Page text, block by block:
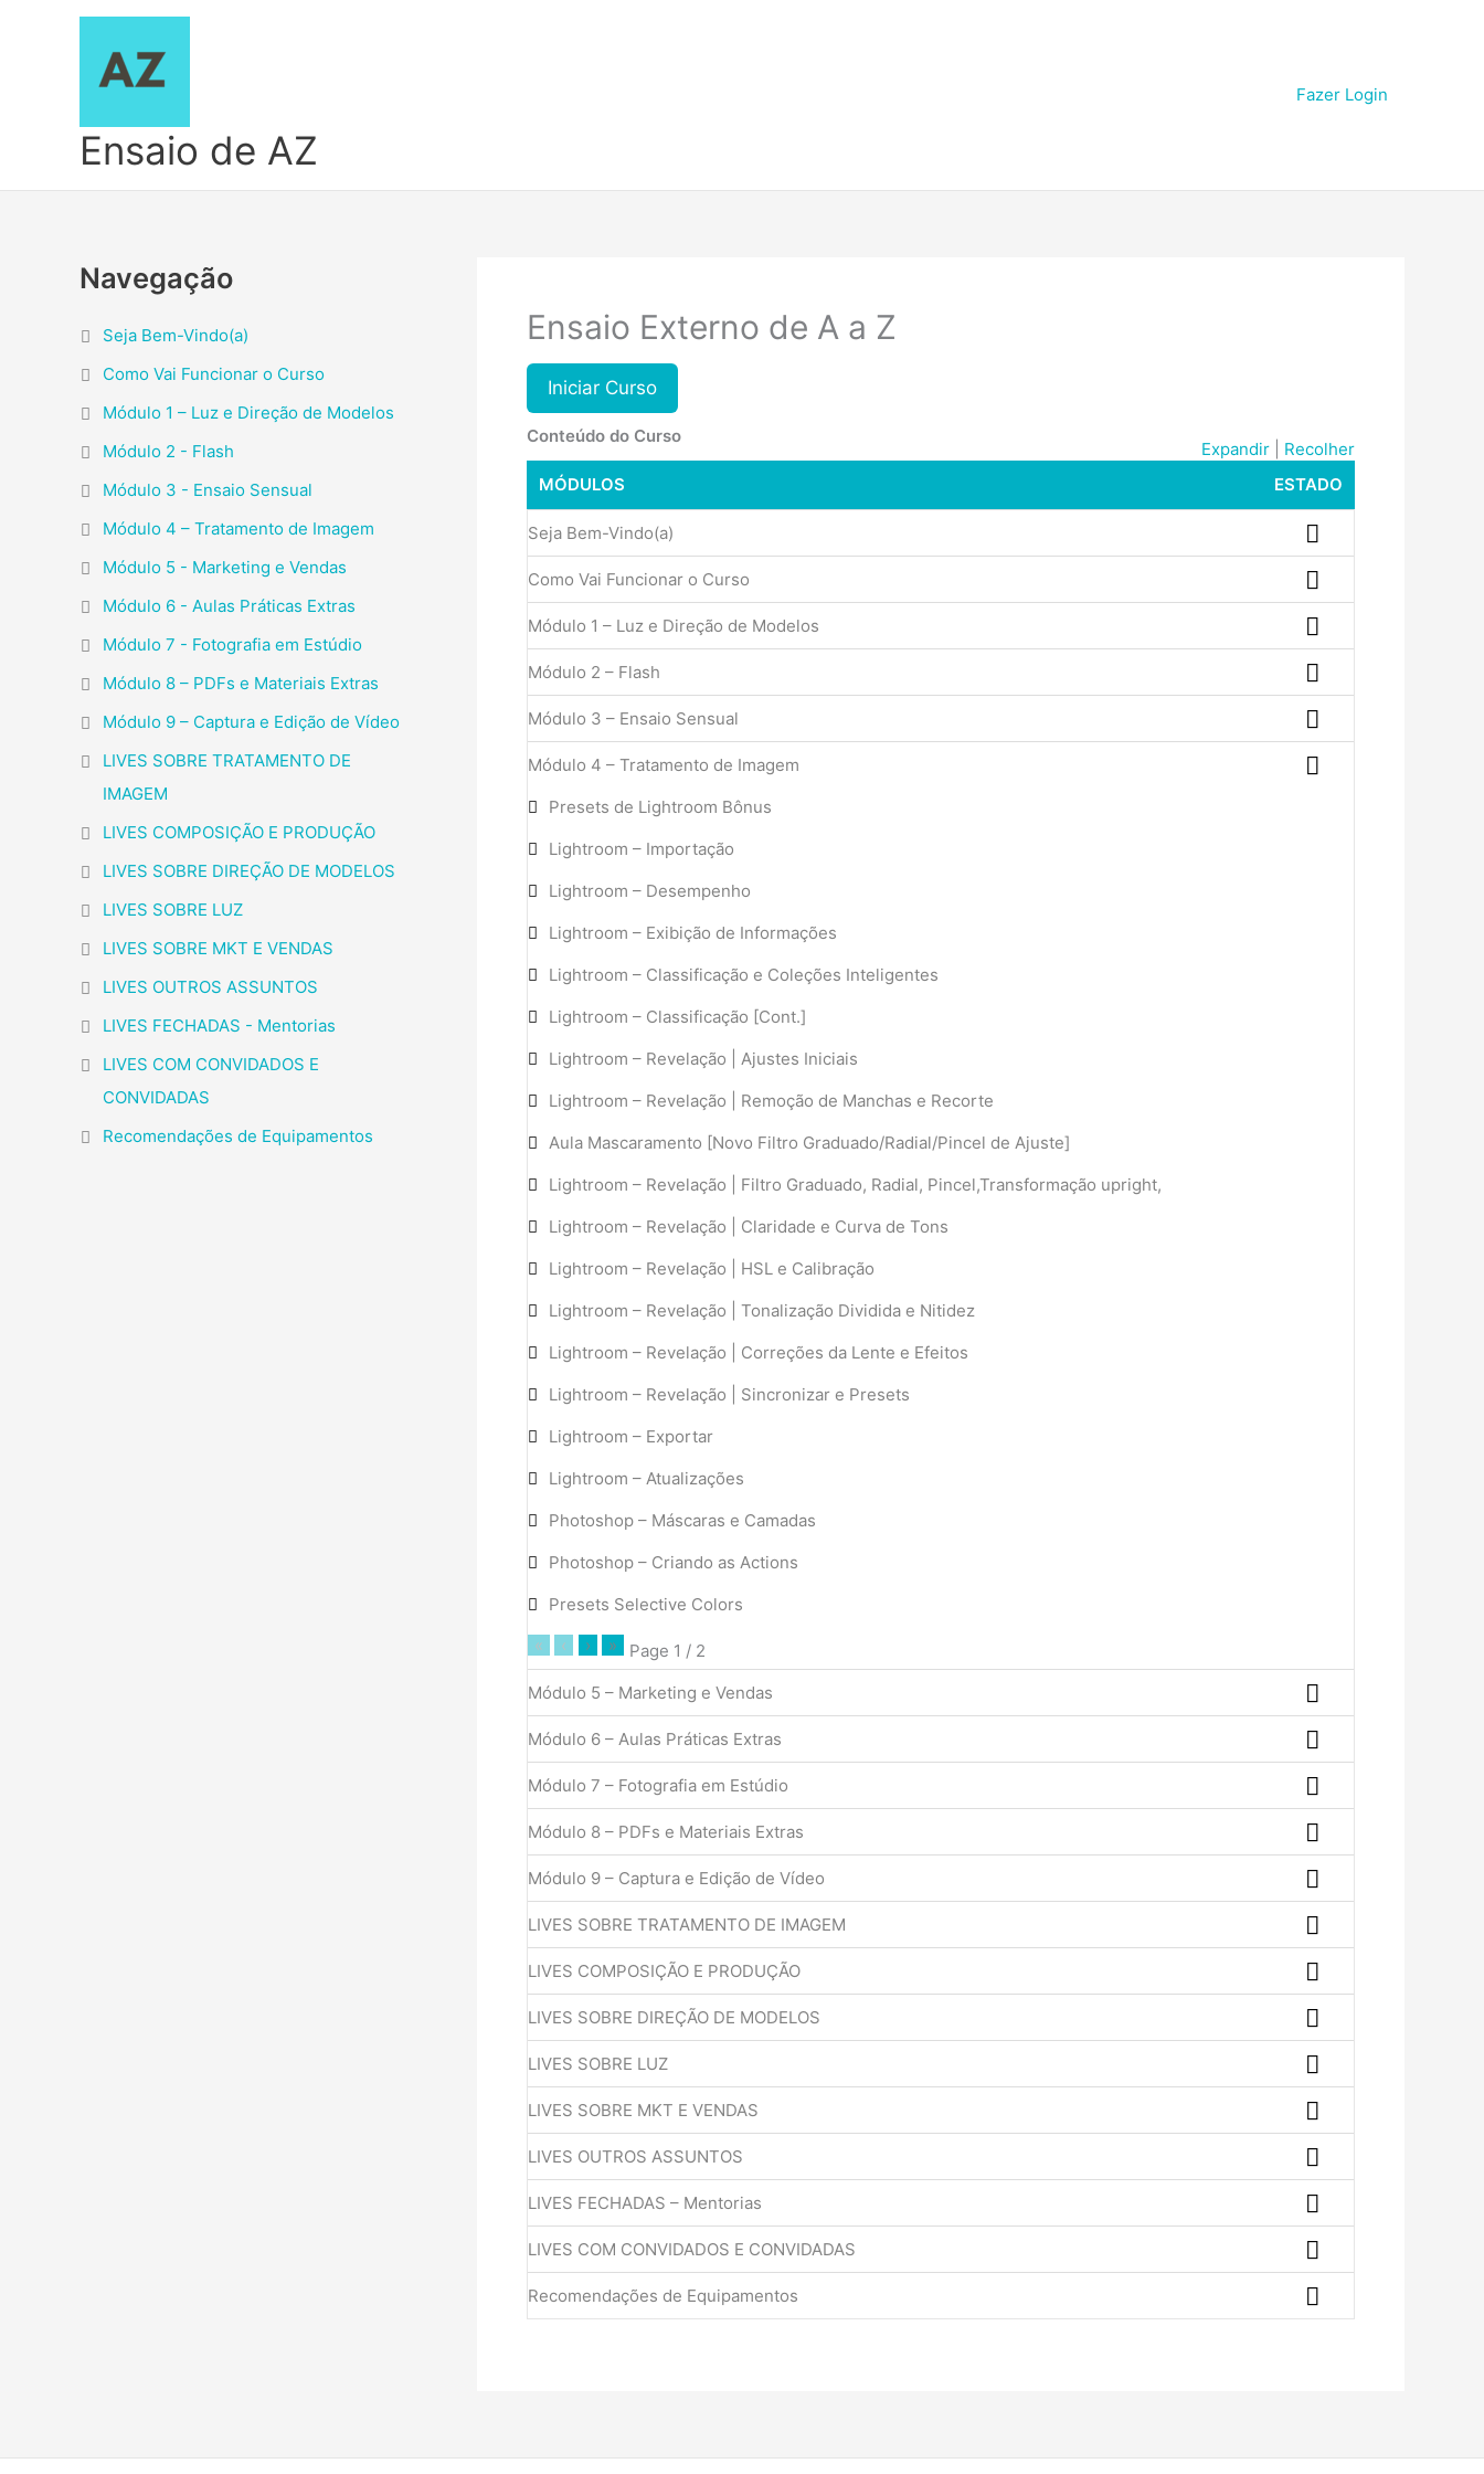
Ensaio de AZ
Fazer Login
Navegação
Seja Bem-Vindo(a)
Como Vai Funcionar o Curso
Módulo 1 – Luz e Direção de Modelos
Módulo 2 - Flash
Módulo 3 - Ensaio Sensual
Módulo 4 – Tratamento de Imagem
Módulo 5 - Marketing e Vendas
Módulo 6 - Aulas Práticas Extras
Módulo 7 - Fotografia em Estúdio
Módulo 8 – PDFs e Materiais Extras
Módulo 9 – Captura e Edição de Vídeo
LIVES SOBRE TRATAMENTO DE
IMAGEM
LIVES COMPOSIÇÃO E PRODUÇÃO
LIVES SOBRE DIREÇÃO DE MODELOS
LIVES SOBRE LUZ
LIVES SOBRE MKT E VENDAS
LIVES OUTROS ASSUNTOS
LIVES FECHADAS - Mentorias
LIVES COM CONVIDADOS E
CONVIDADAS
Recomendações de Equipamentos
Ensaio Externo de A a Z
Iniciar Curso
Conteúdo do Curso
Expandir
Recolher
MÓDULOS
ESTADO
Seja Bem-Vindo(a)
Como Vai Funcionar o Curso
Módulo 1 – Luz e Direção de Modelos
Módulo 2 – Flash
Módulo 3 – Ensaio Sensual
Módulo 4 – Tratamento de Imagem
Presets de Lightroom Bônus
Lightroom – Importação
Lightroom – Desempenho
Lightroom – Exibição de Informações
Lightroom – Classificação e Coleções Inteligentes
Lightroom – Classificação [Cont.]
Lightroom – Revelação | Ajustes Iniciais
Lightroom – Revelação | Remoção de Manchas e Recorte
Aula Mascaramento [Novo Filtro Graduado/Radial/Pincel de Ajuste]
Lightroom – Revelação | Filtro Graduado, Radial, Pincel,Transformação upright,
Lightroom – Revelação | Claridade e Curva de Tons
Lightroom – Revelação | HSL e Calibração
Lightroom – Revelação | Tonalização Dividida e Nitidez
Lightroom – Revelação | Correções da Lente e Efeitos
Lightroom – Revelação | Sincronizar e Presets
Lightroom – Exportar
Lightroom – Atualizações
Photoshop – Máscaras e Camadas
Photoshop – Criando as Actions
Presets Selective Colors
«
‹ › » Page 1 / 2
Módulo 5 – Marketing e Vendas
Módulo 6 – Aulas Práticas Extras
Módulo 7 – Fotografia em Estúdio
Módulo 8 – PDFs e Materiais Extras
Módulo 9 – Captura e Edição de Vídeo
LIVES SOBRE TRATAMENTO DE IMAGEM
LIVES COMPOSIÇÃO E PRODUÇÃO
LIVES SOBRE DIREÇÃO DE MODELOS
LIVES SOBRE LUZ
LIVES SOBRE MKT E VENDAS
LIVES OUTROS ASSUNTOS
LIVES FECHADAS – Mentorias
LIVES COM CONVIDADOS E CONVIDADAS
Recomendações de Equipamentos